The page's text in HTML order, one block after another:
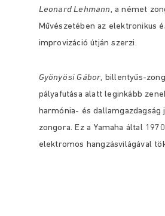
Leonard Lehmann, a német
Művészetében az elektronikus
improvizáció útján szerzi.
Gyönyösi Gábor, billentyűs-
pályafutása alatt leginkább
harmónia- és
zongora. Ez a Yamaha által
elektromos hangzásvilágával